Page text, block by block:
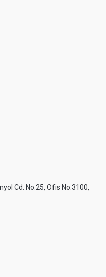
Cd. No:25, Ofis No:3100,